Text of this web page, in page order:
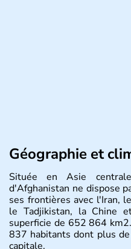
Géographie et
Située en Asie
d'Afghanistan ne dispose
ses frontières avec l'Iran,
le Tadjikistan, la Chine
superficie de 652 864
837 habitants dont plus
capitale.